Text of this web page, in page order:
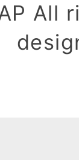
All